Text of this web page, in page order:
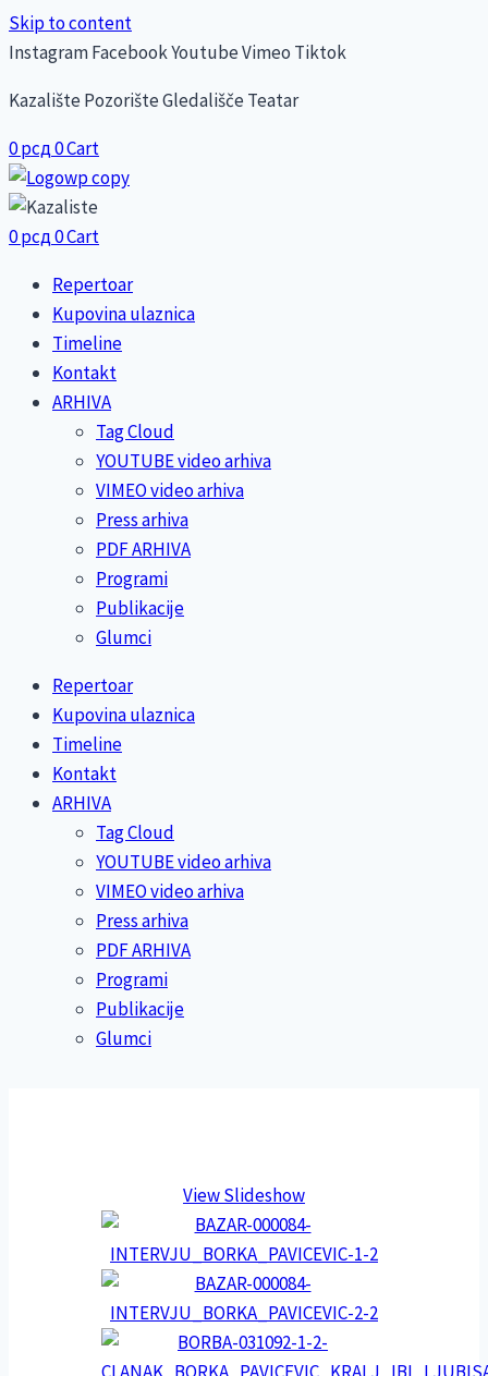
Skip to content
InstagramFacebookYoutubeVimeo Tiktok
Kazalište Pozorište Gledališče Teatar
0рсд0Cart
0рсд0Cart
Repertoar
Kupovina ulaznica
Timeline
Kontakt
ARHIVA
Tag Cloud
YOUTUBE video arhiva
VIMEO video arhiva
Press arhiva
PDF ARHIVA
Programi
Publikacije
Glumci
Repertoar
Kupovina ulaznica
Timeline
Kontakt
ARHIVA
Tag Cloud
YOUTUBE video arhiva
VIMEO video arhiva
Press arhiva
PDF ARHIVA
Programi
Publikacije
Glumci
View Slideshow